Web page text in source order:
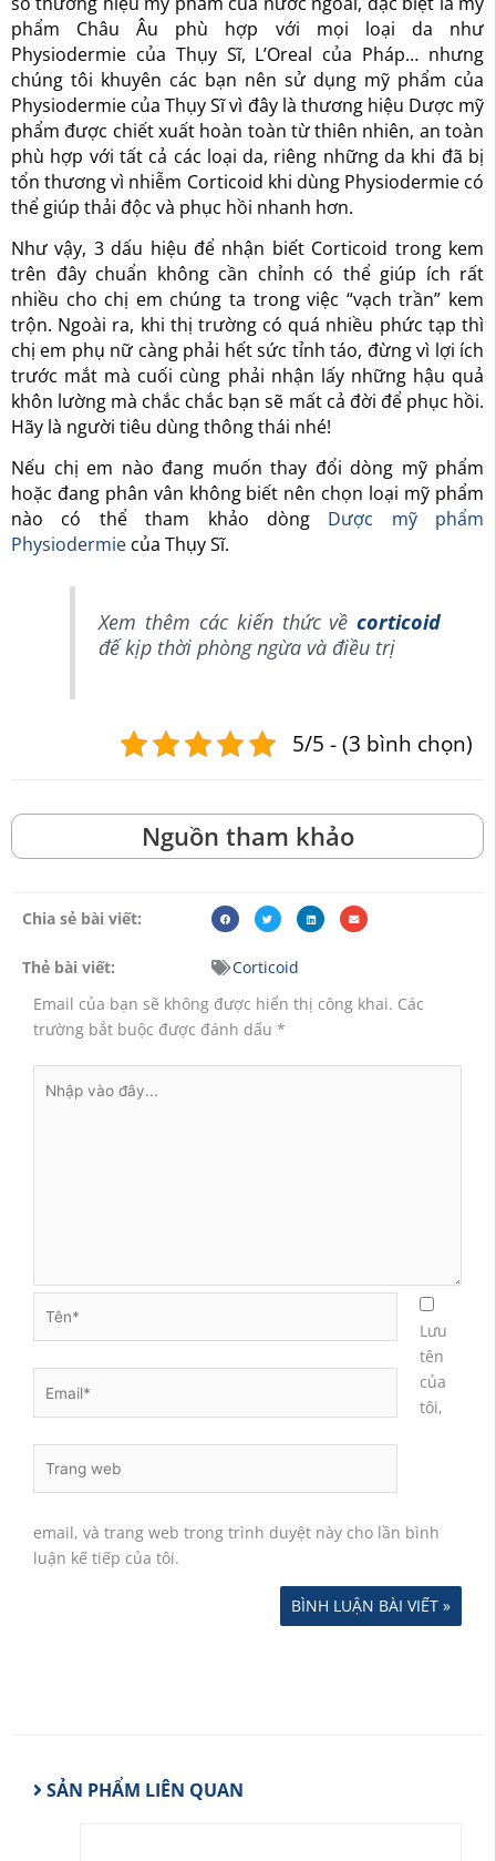
phẩm Châu Âu phù hợp với mọi loại da như
Physiodermie của Thụy Sĩ, L’Oreal của Pháp… nhưng
chúng tôi khuyên các bạn nên sử dụng mỹ phẩm của
Physiodermie của Thụy Sĩ vì đây là thương hiệu Dược mỹ
phẩm được chiết xuất hoàn toàn từ thiên nhiên, an toàn
phù hợp với tất cả các loại da, riêng những da khi đã bị
tổn thương vì nhiễm Corticoid khi dùng Physiodermie có
thể giúp thải độc và phục hồi nhanh hơn.
Như vậy, 3 dấu hiệu để nhận biết Corticoid trong kem
trên đây chuẩn không cần chỉnh có thể giúp ích rất
nhiều cho chị em chúng ta trong việc “vạch trần” kem
trộn. Ngoài ra, khi thị trường có quá nhiều phức tạp thì
chị em phụ nữ càng phải hết sức tỉnh táo, đừng vì lợi ích
trước mắt mà cuối cùng phải nhận lấy những hậu quả
khôn lường mà chắc chắc bạn sẽ mất cả đời để phục hồi.
Hãy là người tiêu dùng thông thái nhé!
Nếu chị em nào đang muốn thay đổi dòng mỹ phẩm
hoặc đang phân vân không biết nên chọn loại mỹ phẩm
nào có thể tham khảo dòng Dược mỹ phẩm
Physiodermie của Thụy Sĩ.
Xem thêm các kiến thức vềcorticoid
đế kịp thời phòng ngừa và điều trị
5/5 - (3 bình chọn)
Nguồn tham khảo
Chia sẻ bài viết:
Thẻ bài viết:
Corticoid
Email của bạn sẽ không được hiển thị công khai. Các
trường bắt buộc được đánh dấu *
vào
web
Lưu
tên
của
tôi,
email, và trang web trong trình duyệt này cho lần bình
luận kế tiếp của tôi.
SẢN PHẨM LIÊN QUAN